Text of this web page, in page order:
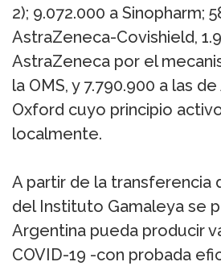
2); 9.072.000 a Sinopharm;
AstraZeneca-Covishield,
AstraZeneca por el
la OMS, y 7.790.900 a las
Oxford cuyo principio
localmente.
A partir de la transferencia
del Instituto Gamaleya se
Argentina pueda producir
COVID-19 -con probada